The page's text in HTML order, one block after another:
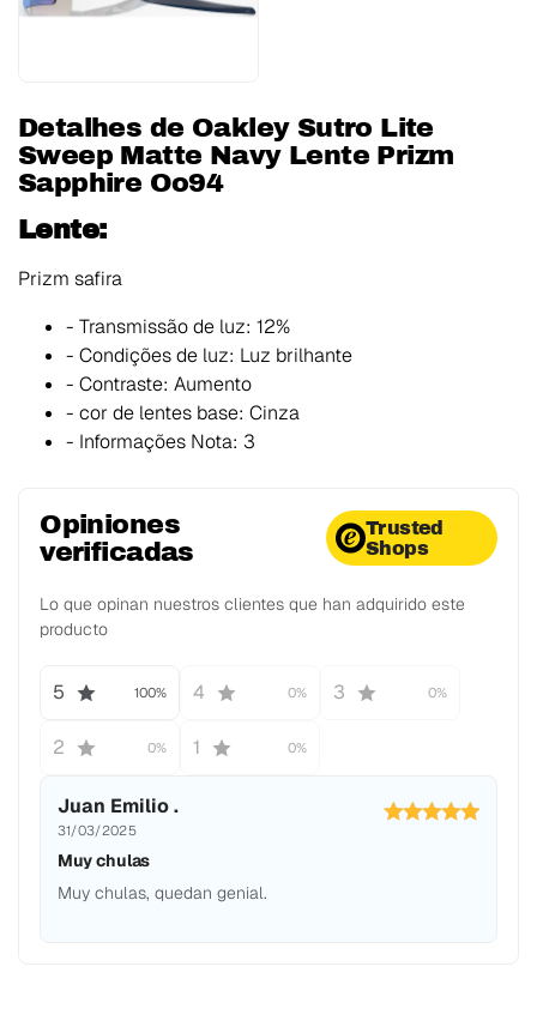
Detalhes de Oakley Sutro Lite
Sweep Matte Navy Lente Prizm
Sapphire Oo94
Lente:
Prizm safira
- Transmissão de luz: 12%
- Condições de luz: Luz brilhante
- Contraste: Aumento
- cor de lentes base: Cinza
- Informações Nota: 3
Opiniones
verificadas
Trusted
Shops
Lo que opinan nuestros clientes que han adquirido este
producto
5 100% 4 0% 3 0%
2 0% 1 0%
Juan Emilio .
31/03/2025
Muy chulas
Muy chulas, quedan genial.